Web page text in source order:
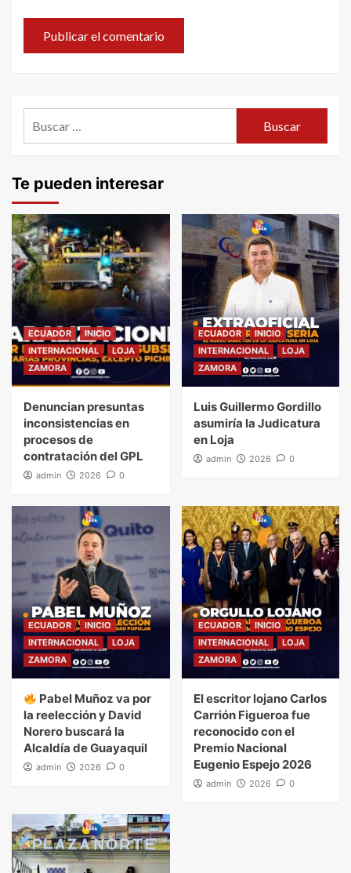
Te pueden interesar
ECUADOR
INICIO
INTERNACIONAL
LOJA
ZAMORA
Denuncian presuntas
inconsistencias en
procesos de
contratación del GPL
admin 2026 0
ECUADOR
INICIO
INTERNACIONAL
LOJA
ZAMORA
Luis Guillermo Gordillo
asumiría la Judicatura
en Loja
admin 2026 0
ECUADOR
INICIO
INTERNACIONAL
LOJA
ZAMORA
Pabel Muñoz va por
la reelección y David
Norero buscará la
Alcaldía de Guayaquil
admin 2026 0
ECUADOR
INICIO
INTERNACIONAL
LOJA
ZAMORA
El escritor lojano Carlos
Carrión Figueroa fue
reconocido con el
Premio Nacional
Eugenio Espejo 2026
admin 2026 0